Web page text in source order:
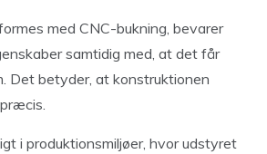
med CNC-bukning, bevarer
samtidig med, at det får
Det betyder, at konstruktionen
i produktionsmiljøer, hvor udstyret